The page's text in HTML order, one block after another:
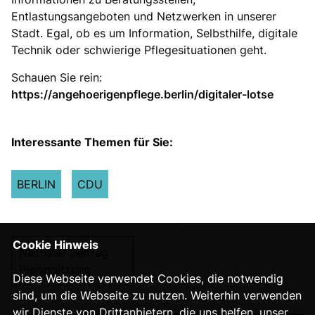
Entlastungsangeboten und Netzwerken in unserer
Stadt. Egal, ob es um Information, Selbsthilfe, digitale
Technik oder schwierige Pflegesituationen geht.
Schauen Sie rein:
https://angehoerigenpflege.berlin/digitaler-lotse
Interessante Themen für Sie:
BERLIN CDU
Nächster Beitrag
Cookie Hinweis
Diese Webseite verwendet Cookies, die notwendig
sind, um die Webseite zu nutzen. Weiterhin verwenden
wir Dienste von Drittanbietern, die uns helfen, unser